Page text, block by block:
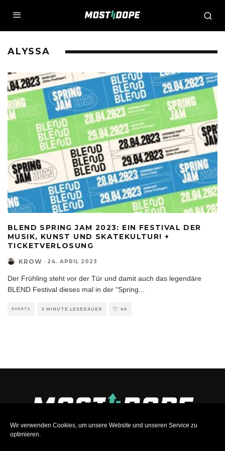
Wir verwenden Cookies, um unsere Website und unseren Service zu
optimieren.
ALYSSA
BLEND SPRING JAM 2023: EIN FESTIVAL DER
MUSIK, KUNST UND SKATEKULTUR! +
TICKETVERLOSUNG
KROW · 24. APRIL 2023
Der Frühling steht vor der Tür und damit auch das legendäre
BLEND Festival dieses mal in der “Spring
EVENTS 2 MINUTE LESEDAUER 40